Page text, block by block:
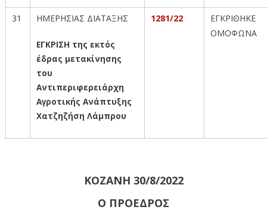
31 ΗΜΕΡΗΣΙΑΣ ΔΙΑΤΑΞΗΣ
ΕΓΚΡΙΣΗ της εκτός
έδρας μετακίνησης
του
Αντιπεριφερειάρχη
Αγροτικής Ανάπτυξης
Χατζηζήση Λάμπρου
1281/22
ΕΓΚΡΙΘΗΚΕ
ΟΜΟΦΩΝΑ
ΚΟΖΑΝΗ 30/8/2022
Ο ΠΡΟΕΔΡΟΣ